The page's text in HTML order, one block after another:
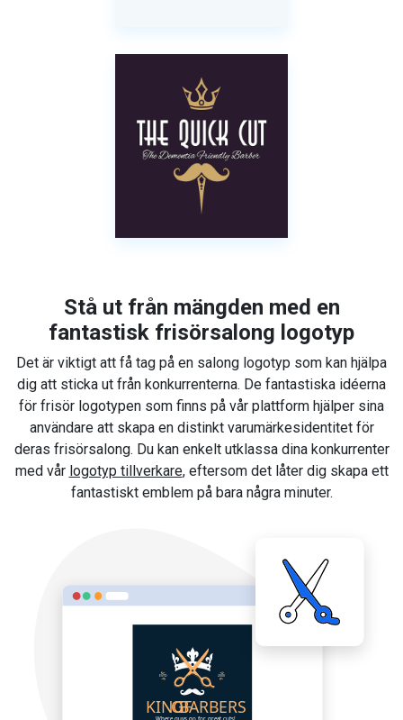
Stå ut från mängden med en
fantastisk frisörsalong logotyp
Det är viktigt att få tag på en salong logotyp som kan hjälpa
dig att sticka ut från konkurrenterna. De fantastiska idéerna
för frisör logotypen som finns på vår plattform hjälper sina
användare att skapa en distinkt varumärkesidentitet för
deras frisörsalong. Du kan enkelt utklassa dina konkurrenter
med vår logotyp tillverkare, eftersom det låter dig skapa ett
fantastiskt emblem på bara några minuter.